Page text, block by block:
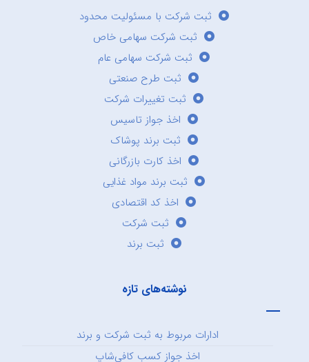
ثبت شرکت با مسئولیت محدود
ثبت شرکت سهامی خاص
ثبت شرکت سهامی عام
ثبت طرح صنعتی
ثبت تغییرات شرکت
اخذ جواز تاسیس
ثبت برند پوشاک
اخذ کارت بازرگانی
ثبت برند مواد غذایی
اخذ کد اقتصادی
ثبت شرکت
ثبت برند
نوشته‌های تازه
ادارات مربوط به ثبت شرکت و برند
اخذ جواز کسب کافی‌شاپ